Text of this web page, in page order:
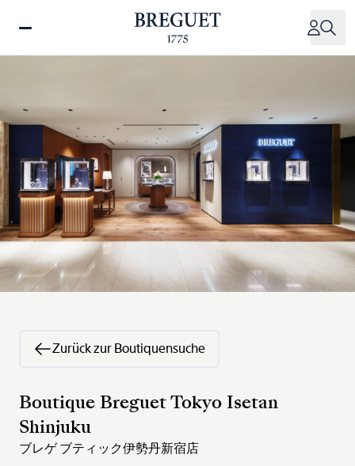
zum
Zurück zur Boutiquensuche
Boutique Breguet Tokyo Isetan
Shinjuku
ブレゲ ブティック伊勢丹新宿店